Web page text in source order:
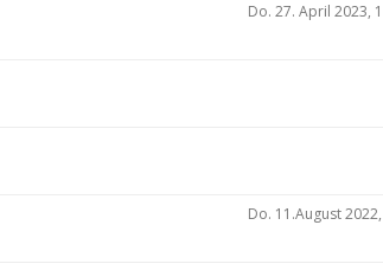
Do. 27. April 2023,
Do. 11.August